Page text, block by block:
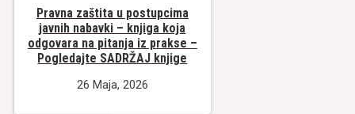
Pravna zaštita u postupcima
javnih nabavki – knjiga koja
odgovara na pitanja iz prakse –
Pogledajte SADRŽAJ knjige
26 Maja, 2026